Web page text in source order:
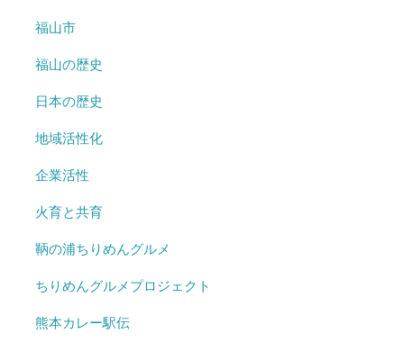
福山市
福山の歴史
日本の歴史
地域活性化
企業活性
火育と共育
鞆の浦ちりめんグルメ
ちりめんグルメプロジェクト
熊本カレー駅伝